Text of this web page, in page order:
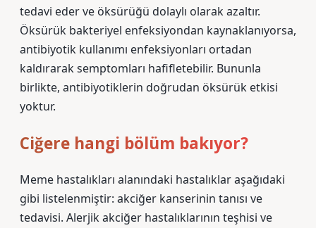
tedavi eder ve öksürüğü dolaylı olarak azaltır.
Öksürük bakteriyel enfeksiyondan kaynaklanıyorsa,
antibiyotik kullanımı enfeksiyonları ortadan
kaldırarak semptomları hafifletebilir. Bununla
birlikte, antibiyotiklerin doğrudan öksürük etkisi
yoktur.
Ciğere hangi bölüm bakıyor?
Meme hastalıkları alanındaki hastalıklar aşağıdaki
gibi listelenmiştir: akciğer kanserinin tanısı ve
tedavisi. Alerjik akciğer hastalıklarının teşhisi ve